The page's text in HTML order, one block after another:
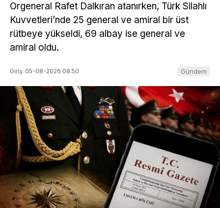
Orgeneral Rafet Dalkıran atanırken, Türk Silahlı
Kuvvetleri’nde 25 general ve amiral bir üst
rütbeye yükseldi, 69 albay ise general ve
amiral oldu.
Giriş: 05-08-2026 08:50 Gündem